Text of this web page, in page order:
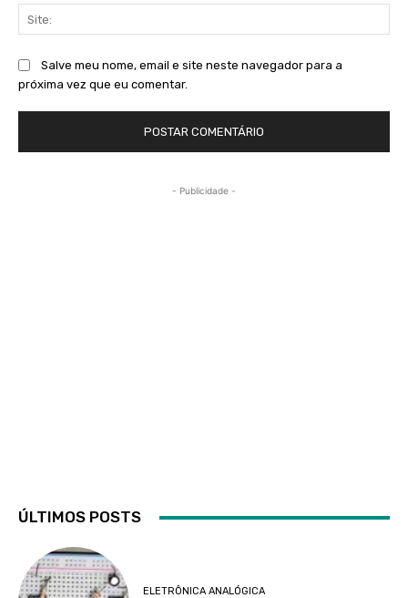
Salve meu nome, email e site neste navegador para a
próxima vez que eu comentar.
- Publicidade -
ÚLTIMOS POSTS
ELETRÔNICA ANALÓGICA